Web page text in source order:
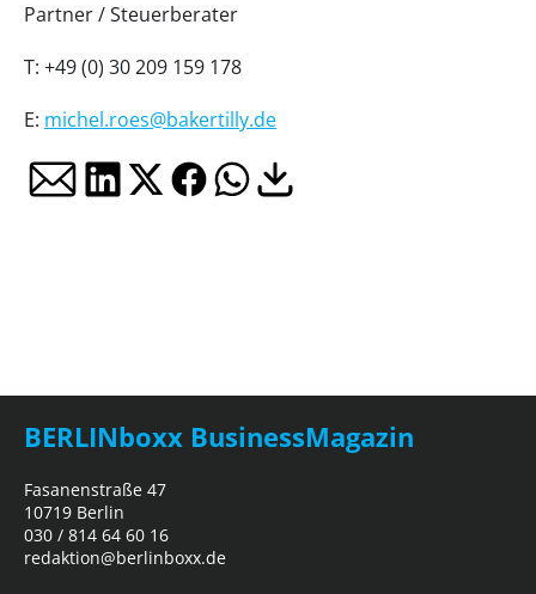
Partner / Steuerberater
T: +49 (0) 30 209 159 178
E: michel.roes@bakertilly.de
BERLINboxx BusinessMagazin
Fasanenstraße 47
10719 Berlin
030 / 814 64 60 16
redaktion@berlinboxx.de